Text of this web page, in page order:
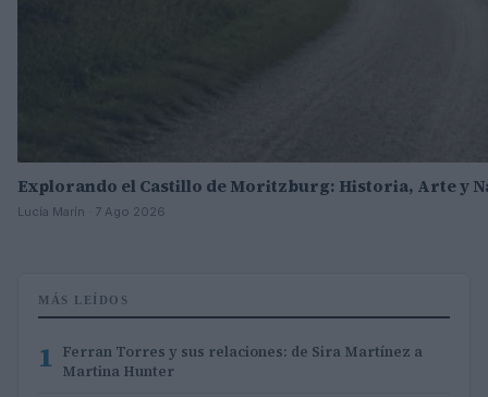
Explorando el Castillo de Moritzburg: Historia, Arte y
Lucía Marín · 7 Ago 2026
MÁS LEÍDOS
1 Ferran Torres y sus relaciones: de Sira Martínez a
Martina Hunter